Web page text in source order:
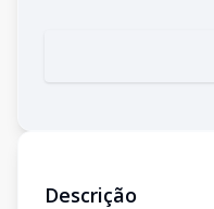
Descrição